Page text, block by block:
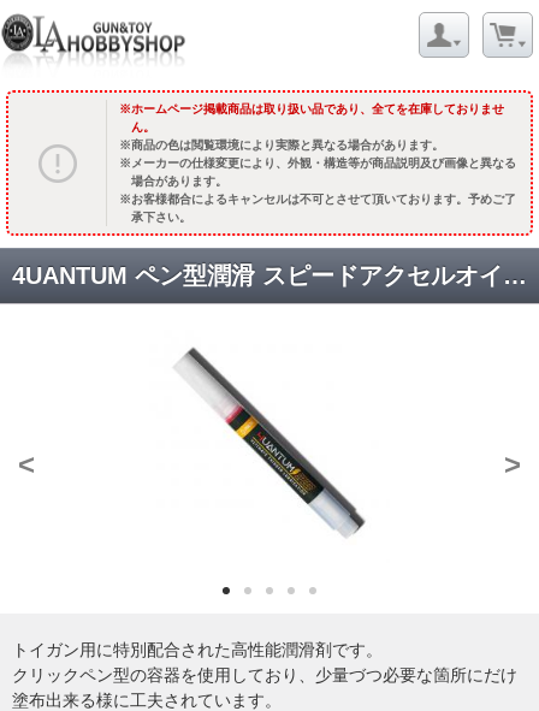
ホームページ掲載商品は取り扱い品であり、全てを在庫しておりませ
ん。
商品の色は閲覧環境により実際と異なる場合があります。
メーカーの仕様変更により、外観・構造等が商品説明及び画像と異なる
場合があります。
お客様都合によるキャンセルは不可とさせて頂いております。予めご了
承下さい。
4UANTUM ペン型潤滑 スピードアクセルオイル [4UAD-SPEED-001] [取寄]
< >
トイガン用に特別配合された高性能潤滑剤です。
クリックペン型の容器を使用しており、少量づつ必要な箇所にだけ
塗布出来る様に工夫されています。